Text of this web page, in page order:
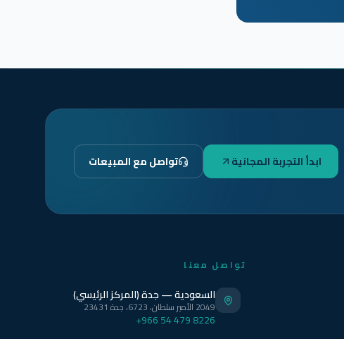
ابدأ التجربة المجانية تواصل مع المبيعات
تواصل معنا
السعودية — جدة (المركز الرئيسي)
2049 الأمير سلطان، 6723، جدة 23431
+966 54 479 8226